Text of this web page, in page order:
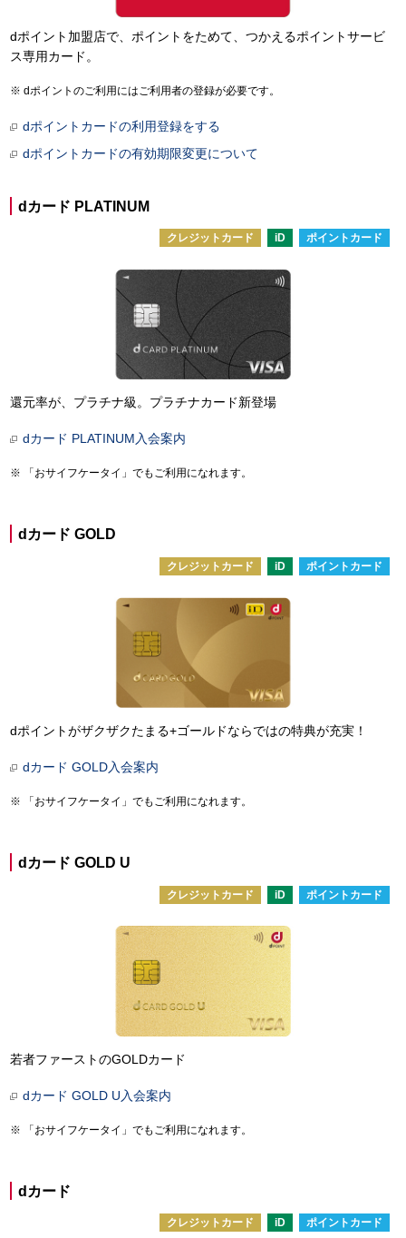
dポイント加盟店で、ポイントをためて、つかえるポイントサービ
ス専用カード。
dポイントのご利用にはご利用者の登録が必要です。
dポイントカードの利用登録をする
dポイントカードの有効期限変更について
dカード PLATINUM
クレジットカード iD ポイントカード
還元率が、プラチナ級。プラチナカード新登場
dカード PLATINUM入会案内
「おサイフケータイ」でもご利用になれます。
dカード GOLD
クレジットカード iD ポイントカード
dポイントがザクザクたまる+ゴールドならではの特典が充実！
dカード GOLD入会案内
「おサイフケータイ」でもご利用になれます。
dカード GOLD U
クレジットカード iD ポイントカード
若者ファーストのGOLDカード
dカード GOLD U入会案内
「おサイフケータイ」でもご利用になれます。
dカード
クレジットカード iD ポイントカード